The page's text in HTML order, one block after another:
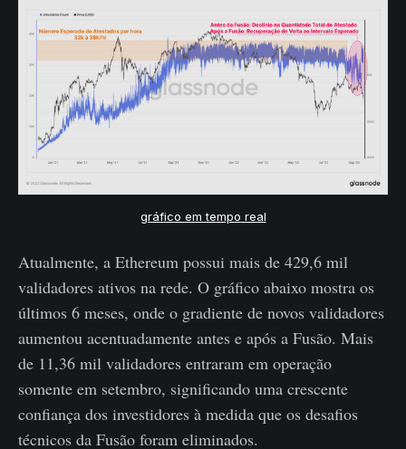
gráfico em tempo real
Atualmente, a Ethereum possui mais de 429,6 mil
validadores ativos na rede. O gráfico abaixo mostra os
últimos 6 meses, onde o gradiente de novos validadores
aumentou acentuadamente antes e após a Fusão. Mais
de 11,36 mil validadores entraram em operação
somente em setembro, significando uma crescente
confiança dos investidores à medida que os desafios
técnicos da Fusão foram eliminados.